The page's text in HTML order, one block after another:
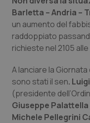
Sicilia
Toscana
Valle D’Aosta
Veneto
Neuroscienze
Obesità
Barletta – Andria –
un aumento del
raddoppiato
richieste nel 2105 alle
A lanciare la Giornata
sono stati il sen.
(presidente
Giuseppe Palattella
Michele Pellegrini